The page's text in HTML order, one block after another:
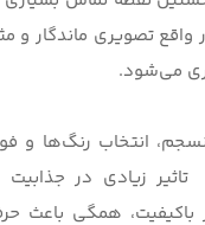
تصویری ماندگار و
می‌شود.
انتخاب رنگ‌ها و
زیادی در جذابیت
باکیفیت، همگی باعث